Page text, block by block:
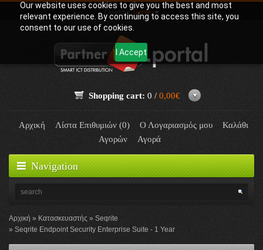
Our website uses cookies to give you the best and most
relevant experience. By continuing to access this site, you
consent to our use of cookies.
I Accept
Γλώσσα:Greek
Shopping cart: 0 / 0,00€
Αρχική Λίστα Επιθυμιών (0) Ο Λογαριασμός μου
Καλάθι
Αγορών
Αγορά
Navigation
Αρχική Κατασκευαστής
Seqrite
Seqrite Endpoint Security Enterprise Suite - 1 Year